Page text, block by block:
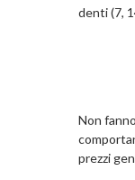
denti (7,
Non
prezzi